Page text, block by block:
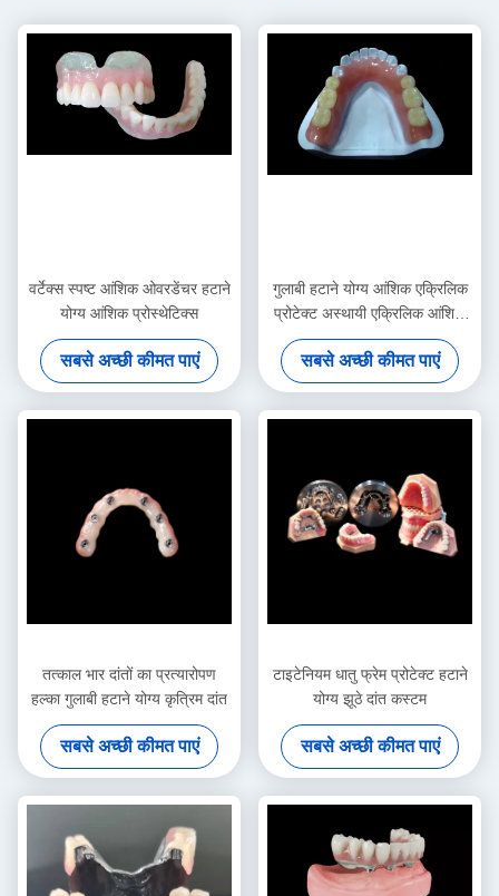
वर्टेक्स स्पष्ट आंशिक ओवरडेंचर हटाने
योग्य आंशिक प्रोस्थेटिक्स
सबसे अच्छी कीमत पाएं
गुलाबी हटाने योग्य आंशिक एक्रिलिक
प्रोटेक्ट अस्थायी एक्रिलिक आंशिक
प्रोटेक्ट
सबसे अच्छी कीमत पाएं
तत्काल भार दांतों का प्रत्यारोपण
हल्का गुलाबी हटाने योग्य कृत्रिम दांत
सबसे अच्छी कीमत पाएं
टाइटेनियम धातु फ्रेम प्रोटेक्ट हटाने
योग्य झूठे दांत कस्टम
सबसे अच्छी कीमत पाएं